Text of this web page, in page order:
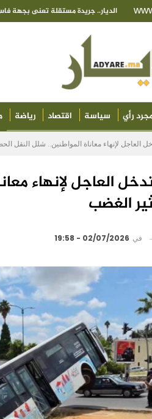
الديار.. جريدة مستقلة تعنى بجهة
رأي سياسة اقتصاد رياضة
العاجل لإنهاء معاناة المواطنين.. شلل النقل
العاجل لإنهاء
الغضب
في 02/07/2026 - 19:58